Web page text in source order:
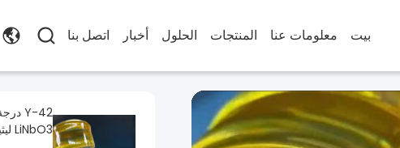
بيت معلومات عنا المنتجات الحلول أخبار اتصل بنا
LiNbO3 ليثيوم نيوبات كريستال خام غير معالج